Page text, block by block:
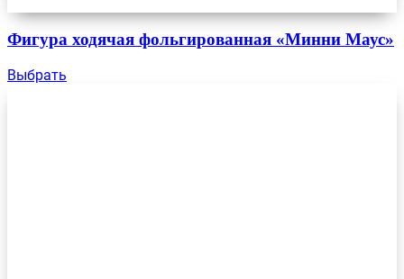
Фигура ходячая фольгированная «Минни Маус»
Выбрать